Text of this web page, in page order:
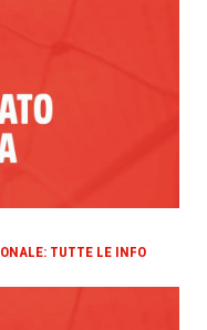
TUTTE LE INFO